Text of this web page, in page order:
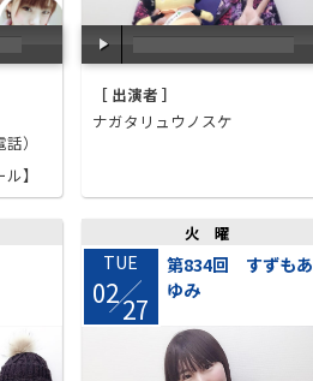
）
】
［ 出演者 ］
ナガタリュウノスケ
火曜
TUE
0227
第834回 すずもあ
ゆみ